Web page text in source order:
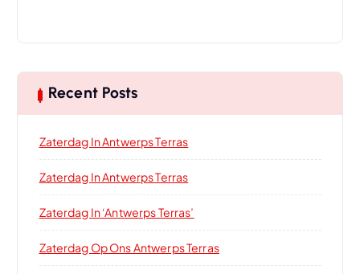
Recent Posts
Zaterdag In Antwerps Terras
Zaterdag In Antwerps Terras
Zaterdag In ‘Antwerps Terras’
Zaterdag Op Ons Antwerps Terras